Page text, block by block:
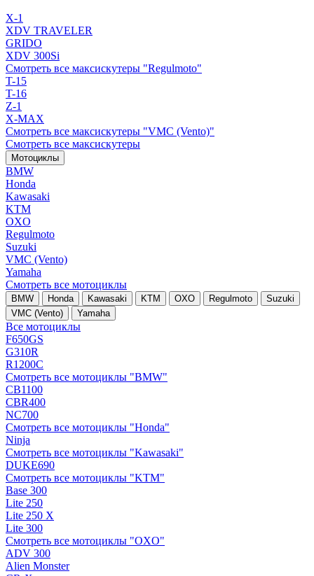
X-1
XDV TRAVELER
GRIDO
XDV 300Si
Смотреть все максискутеры "Regulmoto"
T-15
T-16
Z-1
X-MAX
Смотреть все максискутеры "VMC (Vento)"
Смотреть все максискутеры
Мотоциклы
BMW
Honda
Kawasaki
KTM
OXO
Regulmoto
Suzuki
VMC (Vento)
Yamaha
Смотреть все мотоциклы
BMW Honda Kawasaki KTM OXO Regulmoto
Suzuki
VMC (Vento)
Yamaha
Все мотоциклы
F650GS
G310R
R1200C
Смотреть все мотоциклы "BMW"
CB1100
CBR400
NC700
Смотреть все мотоциклы "Honda"
Ninja
Смотреть все мотоциклы "Kawasaki"
DUKE690
Смотреть все мотоциклы "KTM"
Base 300
Lite 250
Lite 250 X
Lite 300
Смотреть все мотоциклы "OXO"
ADV 300
Alien Monster